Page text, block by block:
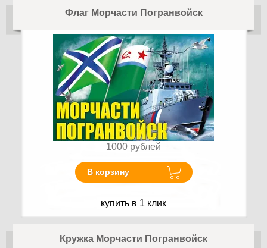
Флаг Морчасти Погранвойск
1000 рублей
В корзину
купить в 1 клик
Кружка Морчасти Погранвойск